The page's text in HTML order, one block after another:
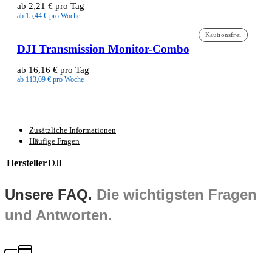
ab 2,21 € pro Tag
ab 15,44 € pro Woche
Kautionsfrei
DJI Transmission Monitor-Combo
ab 16,16 € pro Tag
ab 113,09 € pro Woche
Zusätzliche Informationen
Häufige Fragen
HerstellerDJI
Unsere FAQ. Die wichtigsten Fragen
und Antworten.